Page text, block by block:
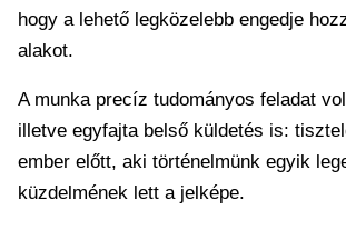
hogy a lehető legközelebb engedje
alakot.
A munka precíz tudományos feladat
illetve egyfajta belső küldetés is:
ember előtt, aki történelmünk egyik
küzdelmének lett a jelképe.